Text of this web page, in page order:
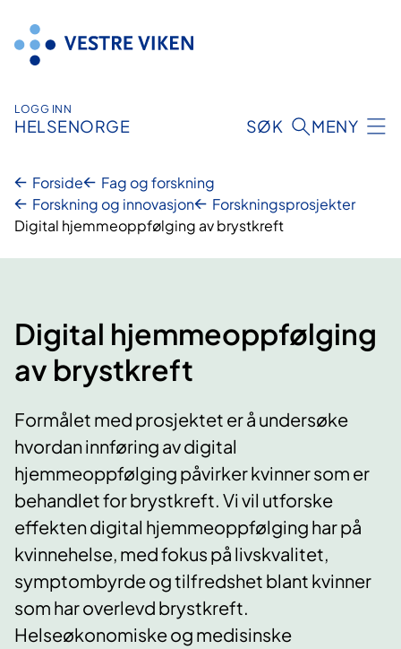
innhold
LOGG INN
HELSENORGE SØK MENY
Forside
Fag og forskning
Forskning og innovasjon
Forskningsprosjekter
Digital hjemmeoppfølging av brystkreft
Digital hjemmeoppfølging
av brystkreft
Formålet med prosjektet er å undersøke
hvordan innføring av digital
hjemmeoppfølging påvirker kvinner som er
behandlet for brystkreft. Vi vil utforske
effekten digital hjemmeoppfølging har på
kvinnehelse, med fokus på livskvalitet,
symptombyrde og tilfredshet blant kvinner
som har overlevd brystkreft.
Helseøkonomiske og medisinske